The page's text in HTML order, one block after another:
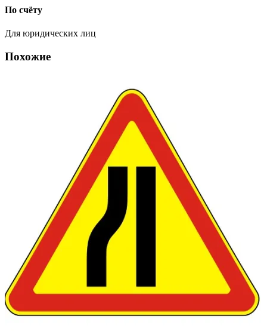
По счёту
Для юридических лиц
Похожие